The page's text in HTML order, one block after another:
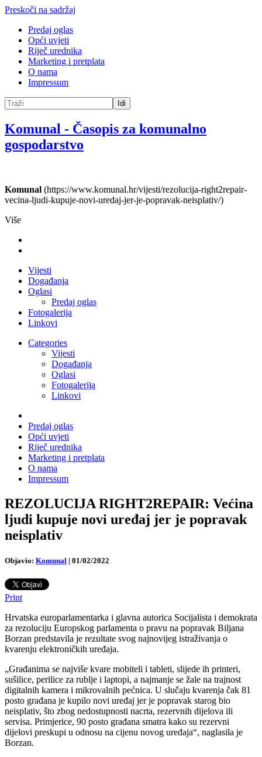
Preskoči na sadržaj
Predaj oglas
Opći uvjeti
Riječ urednika
Marketing i pretplata
O nama
Impressum
Idi
Komunal - Časopis za komunalno
gospodarstvo
Komunal (https://www.komunal.hr/vijesti/rezolucija-right2repair-
vecina-ljudi-kupuje-novi-uredaj-jer-je-popravak-neisplativ/)
Više
Vijesti
Događanja
Oglasi
Predaj oglas
Fotogalerija
Linkovi
Categories
Vijesti
Događanja
Oglasi
Fotogalerija
Linkovi
Predaj oglas
Opći uvjeti
Riječ urednika
Marketing i pretplata
O nama
Impressum
REZOLUCIJA RIGHT2REPAIR: Većina
ljudi kupuje novi uređaj jer je popravak
neisplativ
Objavio: Komunal | 01/02/2022
Print
Hrvatska europarlamentarka i glavna autorica Socijalista i demokrata
za rezoluciju Europskog parlamenta o pravu na popravak Biljana
Borzan predstavila je rezultate svog najnovijeg istraživanja o
kvarenju elektroničkih uređaja.
„Građanima se najviše kvare mobiteli i tableti, slijede ih printeri,
sušilice, perilice za rublje i laptopi, a najmanje se žale na trajnost
digitalnih kamera i mikrovalnih pećnica. U slučaju kvarenja čak 81
posto građana je kupilo novi uređaj jer je popravak starog bio
neisplativ, što zbog nedostupnosti nacrta, rezervnih dijelova ili
servisa. Primjerice, 90 posto građana smatra kako su rezervni
dijelovi preskupi u odnosu na cijenu novog uređaja“, naglasila je
Borzan.